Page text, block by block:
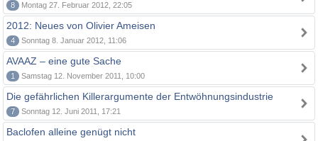
8 Montag 27. Februar 2012, 22:05
2012: Neues von Olivier Ameisen
4 Sonntag 8. Januar 2012, 11:06
AVAAZ – eine gute Sache
1 Samstag 12. November 2011, 10:00
Die gefährlichen Killerargumente der Entwöhnungsindustrie
7 Sonntag 12. Juni 2011, 17:21
Baclofen alleine genügt nicht